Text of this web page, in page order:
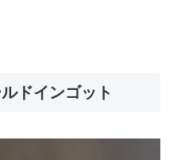
ドインゴット